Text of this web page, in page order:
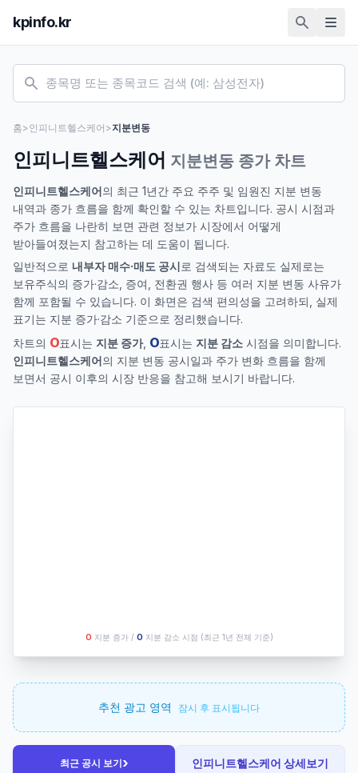
kpinfo.kr
홈>인피니트헬스케어 >지분변동
인피니트헬스케어 지분변동 종가 차트
인피니트헬스케어의 최근 1년간 주요 주주 및 임원진 지분 변동
내역과 종가 흐름을 함께 확인할 수 있는 차트입니다. 공시 시점과
주가 흐름을 나란히 보면 관련 정보가 시장에서 어떻게
받아들여졌는지 참고하는 데 도움이 됩니다.
일반적으로 내부자 매수·매도 공시로 검색되는 자료도 실제로는
보유주식의 증가·감소, 증여, 전환권 행사 등 여러 지분 변동 사유가
함께 포함될 수 있습니다. 이 화면은 검색 편의성을 고려하되, 실제
표기는 지분 증가·감소 기준으로 정리했습니다.
차트의 O표시는 지분 증가, O표시는 지분 감소 시점을 의미합니다.
인피니트헬스케어의 지분 변동 공시일과 주가 변화 흐름을 함께
보면서 공시 이후의 시장 반응을 참고해 보시기 바랍니다.
O 지분 증가 / O 지분 감소 시점 (최근 1년 전체 기준)
추천 광고 영역 잠시 후 표시됩니다
최근 공시 보기› 인피니트헬스케어 상세보기